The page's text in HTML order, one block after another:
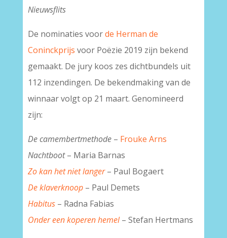
Nieuwsflits
De nominaties voorde Herman de
Coninckprijs voor Poëzie 2019 zijn bekend
gemaakt. De jury koos zes dichtbundels uit
112 inzendingen. De bekendmaking van de
winnaar volgt op 21 maart. Genomineerd
zijn:
De camembertmethode– Frouke Arns
Nachtboot– Maria Barnas
Zo kan het niet langer– Paul Bogaert
De klaverknoop– Paul Demets
Habitus– Radna Fabias
Onder een koperen hemel– Stefan Hertmans